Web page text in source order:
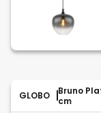
GLOBO
Bruno
cm